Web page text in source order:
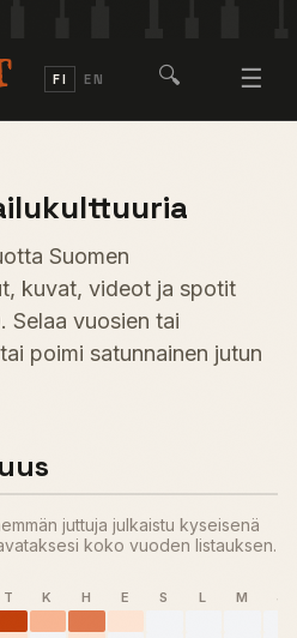
FI EN 🔍 ☰
Suomen
kuvat, videot ja spotit
Selaa vuosien tai
poimi satunnainen jutun
juttuja julkaistu kyseisenä
koko vuoden listauksen.
T K H E S L M J